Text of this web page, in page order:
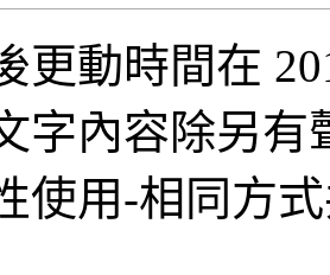
更動時間在
字內容除另
使用-相同方